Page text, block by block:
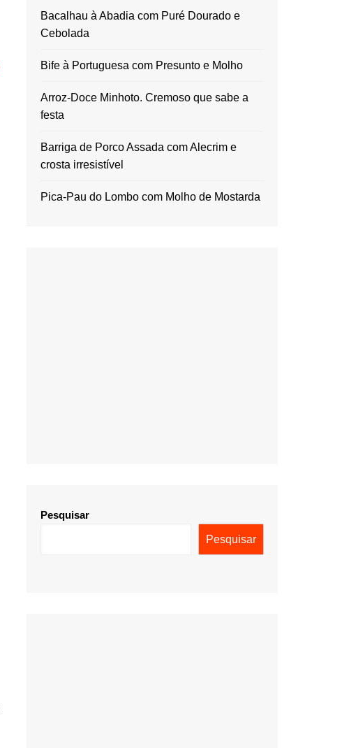
Bacalhau à Abadia com Puré Dourado e
Cebolada
Bife à Portuguesa com Presunto e Molho
Arroz-Doce Minhoto. Cremoso que sabe a
festa
Barriga de Porco Assada com Alecrim e
crosta irresistível
Pica-Pau do Lombo com Molho de Mostarda
Pesquisar
Pesquisar